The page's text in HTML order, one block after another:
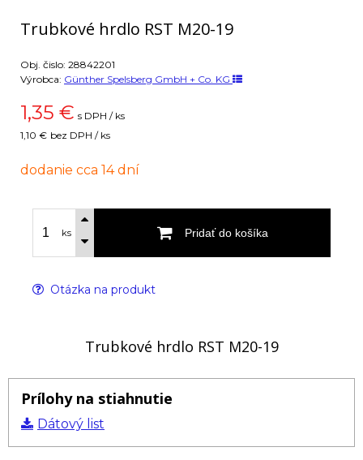
Trubkové hrdlo RST M20-19
Obj. čislo: 28842201
Výrobca: Günther Spelsberg GmbH + Co. KG
1,35 € s DPH / ks
1,10 € bez DPH / ks
dodanie cca 14 dní
ks Pridať do košíka
Otázka na produkt
Trubkové hrdlo RST M20-19
Prílohy na stiahnutie
Dátový list